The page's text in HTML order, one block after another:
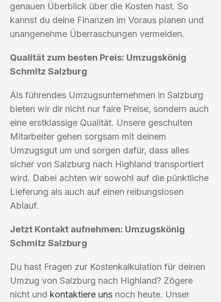
genauen Überblick über die Kosten hast. So
kannst du deine Finanzen im Voraus planen und
unangenehme Überraschungen vermeiden.
Qualität zum besten Preis: Umzugskönig
Schmitz Salzburg
Als führendes Umzugsunternehmen in Salzburg
bieten wir dir nicht nur faire Preise, sondern auch
eine erstklassige Qualität. Unsere geschulten
Mitarbeiter gehen sorgsam mit deinem
Umzugsgut um und sorgen dafür, dass alles
sicher von Salzburg nach Highland transportiert
wird. Dabei achten wir sowohl auf die pünktliche
Lieferung als auch auf einen reibungslosen
Ablauf.
Jetzt Kontakt aufnehmen: Umzugskönig
Schmitz Salzburg
Du hast Fragen zur Kostenkalkulation für deinen
Umzug von Salzburg nach Highland? Zögere
nicht und kontaktiere uns noch heute. Unser